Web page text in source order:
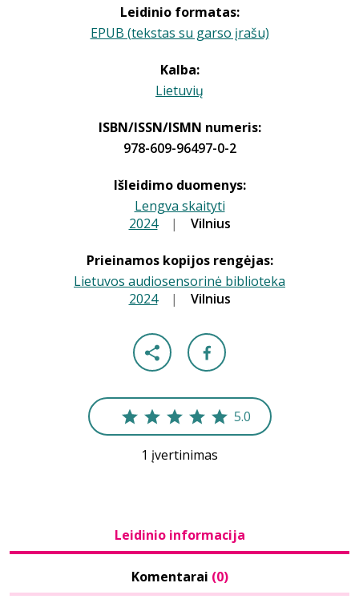
Leidinio formatas:
EPUB (tekstas su garso įrašu)
Kalba:
Lietuvių
ISBN/ISSN/ISMN numeris:
978-609-96497-0-2
Išleidimo duomenys:
Lengva skaityti
2024 | Vilnius
Prieinamos kopijos rengėjas:
Lietuvos audiosensorinė biblioteka
2024 | Vilnius
5.0
1 įvertinimas
Leidinio informacija
Komentarai (0)